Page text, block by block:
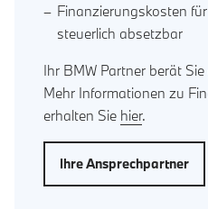
Finanzierungskosten
steuerlich absetzbar
Ihr BMW Partner berät
Mehr Informationen zu
erhalten Sie hier.
Ihre Ansprechpartner